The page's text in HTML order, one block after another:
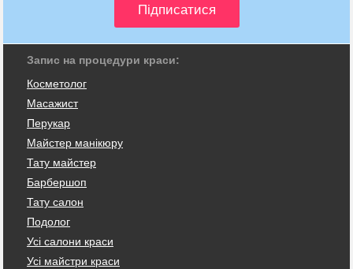
Запис на процедури краси:
Косметолог
Масажист
Перукар
Майстер манікюру
Тату майстер
Барбершоп
Тату салон
Подолог
Усі салони краси
Усі майстри краси